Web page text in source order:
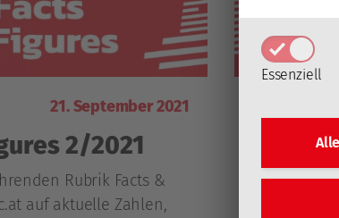
Essenziell
21. September 2021
2/2021
Rubrik Facts &
auf aktuelle Zahlen,
Facts
In der
Figures